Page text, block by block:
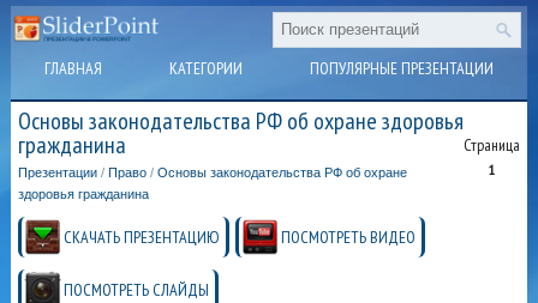
ГЛАВНАЯ КАТЕГОРИИ ПОПУЛЯРНЫЕ ПРЕЗЕНТАЦИИ
Основы законодательства РФ об охране здоровья
гражданина Страница
1
Презентации / Право /Основы законодательства РФ об охране
здоровья гражданина
СКАЧАТЬ ПРЕЗЕНТАЦИЮ ПОСМОТРЕТЬ ВИДЕО
ПОСМОТРЕТЬ СЛАЙДЫ